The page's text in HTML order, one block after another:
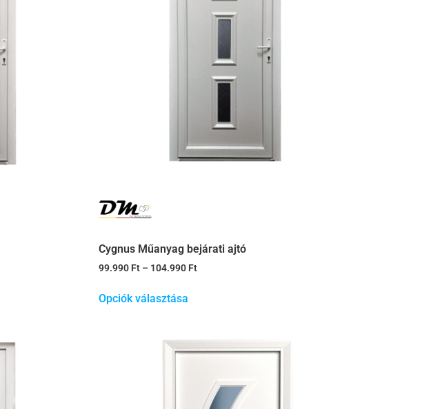
Cygnus Műanyag bejárati ajtó
99.990 Ft – 104.990 Ft
Opciók választása